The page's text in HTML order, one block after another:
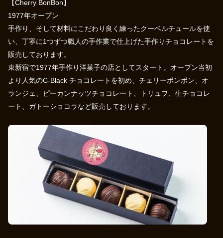
【Cherry BonBon】
1977年オープン
手作り、そして材料にこだわり良く練ったクーベルチュールを使
い、丁寧に1つずつ職人の手作業で仕上げた手作りチョコレートを
販売しております。
東新宿で1977年手作り洋菓子の店としてスタート。オープン当初
より人気のC-Black チョコレートを初め、チェリーボンボン、オ
ランジェ、ピーカンナッツチョコレート、トリュフ、生チョコレ
ート、ガトーショコラなど販売しております。